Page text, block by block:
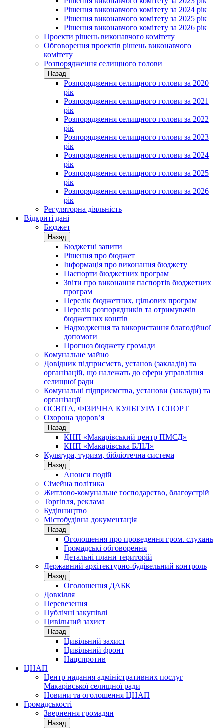
Рішення виконавчого комітету за 2024 рік
Рішення виконавчого комітету за 2025 рік
Рішення виконавчого комітету за 2026 рік
Проекти рішень виконавчого комітету
Обговорення проектів рішень виконавчого
комітету
Розпорядження селищного голови
Назад
Розпорядження селищного голови за 2020
рік
Розпорядження селищного голови за 2021
рік
Розпорядження селищного голови за 2022
рік
Розпорядження селищного голови за 2023
рік
Розпорядження селищного голови за 2024
рік
Розпорядження селищного голови за 2025
рік
Розпорядження селищного голови за 2026
рік
Регуляторна діяльність
Відкриті дані
Бюджет
Назад
Бюджетні запити
Рішення про бюджет
Інформація про виконання бюджету
Паспорти бюджетних програм
Звіти про виконання паспортів бюджетних
програм
Перелік бюджетних, цільових програм
Перелік розпорядників та отримувачів
бюджетних коштів
Надходження та використання благодійної
допомоги
Прогноз бюджету громади
Комунальне майно
Довідник підприємств, установ (закладів) та
організацій, що належать до сфери управління
селищної ради
Комунальні підприємства, установи (заклади) та
організації
ОСВІТА, ФІЗИЧНА КУЛЬТУРА І СПОРТ
Охорона здоров’я
Назад
КНП «Макарівський центр ПМСД»
КНП «Макарівська БЛІЛ»
Культура, туризм, бібліотечна система
Назад
Анонси подій
Сімейна політика
Житлово-комунальне господарство, благоустрій
Торгівля, реклама
Будівництво
Містобудівна документація
Назад
Оголошення про проведення гром. слухань
Громадські обговорення
Детальні плани територій
Державний архітектурно-будівельний контроль
Назад
Оголошення ДАБК
Довкілля
Перевезення
Публічні закупівлі
Цивільний захист
Назад
Цивільний захист
Цивільний фронт
Нацспротив
ЦНАП
Центр надання адміністративних послуг
Макарівської селищної ради
Новини та оголошення ЦНАП
Громадськості
Звернення громадян
Назад